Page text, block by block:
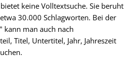
keine Volltextsuche. Sie beruht
30.000 Schlagworten. Bei der
kann man auch nach
Titel, Untertitel, Jahr, Jahreszeit